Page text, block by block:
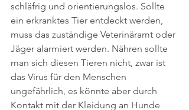
schläfrig und orientierungslos. Sollte
ein erkranktes Tier entdeckt werden,
muss das zuständige Veterinäramt oder
Jäger alarmiert werden. Nähren sollte
man sich diesen Tieren nicht, zwar ist
das Virus für den Menschen
ungefährlich, es könnte aber durch
Kontakt mit der Kleidung an Hunde